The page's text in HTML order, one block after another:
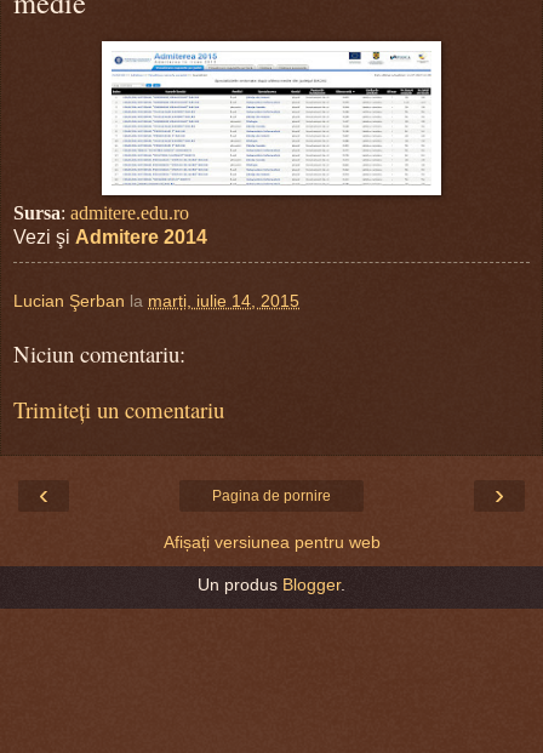
Sursa: admitere.edu.ro
Vezi şi Admitere 2014
Lucian Şerban la marți, iulie 14, 2015
Niciun comentariu:
Trimiteți un comentariu
‹ ›
Pagina de pornire
Afișați versiunea pentru web
Un produs Blogger.